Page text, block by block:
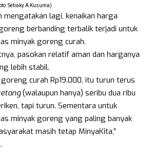
Setiaky A Kusuma)
mengatakan lagi, kenaikan harga
berbanding terbalik terjadi untuk
minyak goreng curah.
pasokan relatif aman dan harganya
lebih stabil.
goreng curah Rp19.000, itu turun terus
(walaupun hanya) seribu dua ribu
tapi turun. Sementara untuk
minyak goreng yang paling banyak
masih tetap MinyaKita,”